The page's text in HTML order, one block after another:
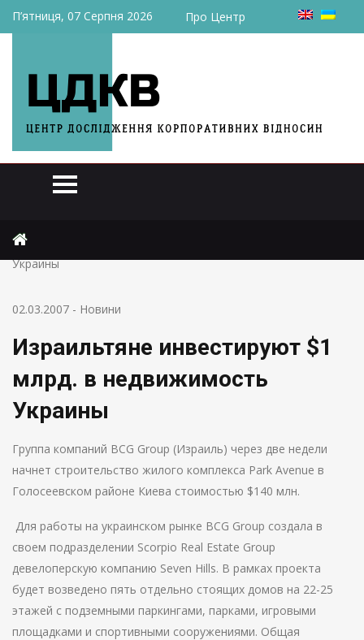
П’ятниця, 07 Серпня 2026 Про Центр
Израильтяне инвестируют $1 млрд. в недвижимость
Украины
02.03.2007 - Новини
Израильтяне инвестируют $1
млрд. в недвижимость
Украины
Группа компаний BCG Group (Израиль) через две недели
начнет строительство жилого комплекса Park Avenue в
Голосеевском районе Киева стоимостью $140 млн.
Для работы на украинском рынке BCG Group создала в
своем подразделении Scorpio Real Estate Group
девелоперскую компанию Seven Hills. В рамках проекта
будет возведено пять отдельно стоящих домов на 22-25
этажей с подземными паркингами, парками, игровыми
площадками и спортивными сооружениями. Общая